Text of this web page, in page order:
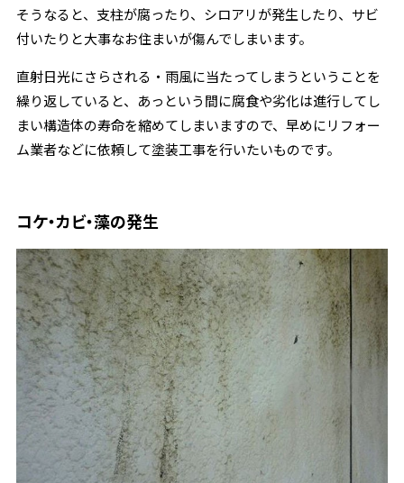
そうなると、支柱が腐ったり、シロアリが発生したり、サビ
付いたりと大事なお住まいが傷んでしまいます。
直射日光にさらされる・雨風に当たってしまうということを
繰り返していると、あっという間に腐食や劣化は進行してし
まい構造体の寿命を縮めてしまいますので、早めにリフォー
ム業者などに依頼して塗装工事を行いたいものです。
コケ・カビ・藻の発生